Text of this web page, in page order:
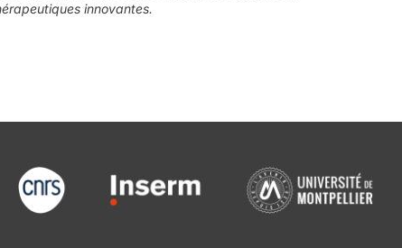
innovantes.